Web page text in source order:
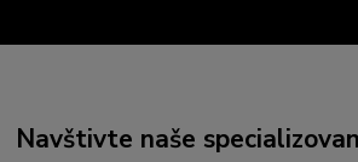
Navštivte naše